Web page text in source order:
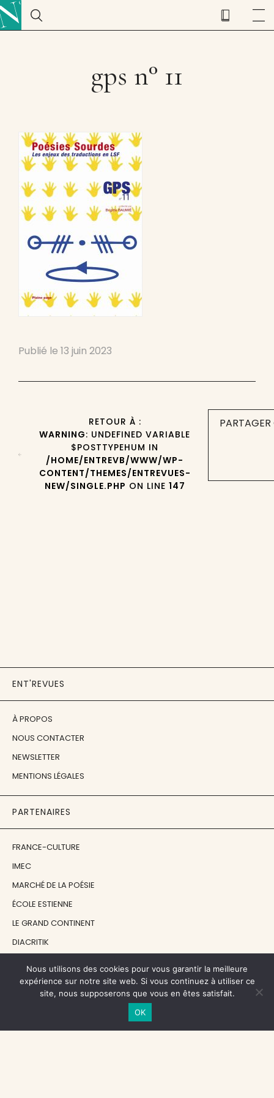
gps n° 11
Publié le 13 juin 2023
RETOUR À :
WARNING: UNDEFINED VARIABLE
$POSTTYPEHUM IN
/HOME/ENTREVB/WWW/WP-
CONTENT/THEMES/ENTREVUES-
NEW/SINGLE.PHP ON LINE 147
ENT'REVUES
À PROPOS
NOUS CONTACTER
NEWSLETTER
MENTIONS LÉGALES
PARTENAIRES
FRANCE-CULTURE
IMEC
MARCHÉ DE LA POÉSIE
ÉCOLE ESTIENNE
LE GRAND CONTINENT
DIACRITIK
NOS SOUTIENS
CENTRE NATIONAL DU LIVRE
Nous utilisons des cookies pour vous garantir la meilleure
expérience sur notre site web. Si vous continuez à utiliser ce
site, nous supposerons que vous en êtes satisfait.
OK